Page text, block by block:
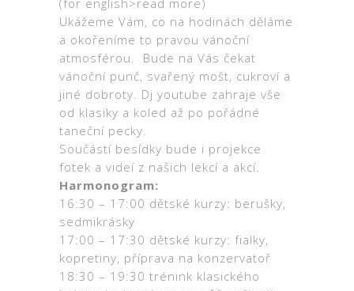
(for english>read more)
Ukážeme Vám, co na hodinách děláme
a okořeníme to pravou vánoční
atmosférou. Bude na Vás čekat
vánoční punč, svařený mošt, cukroví a
jiné dobroty. Dj youtube zahraje vše
od klasiky a koled až po pořádné
taneční pecky.
Součástí besídky bude i projekce
fotek a videí z našich lekcí a akcí.
Harmonogram:
16:30 – 17:00 dětské kurzy: berušky,
sedmikrásky
17:00 – 17:30 dětské kurzy: fialky,
kopretiny, příprava na konzervatoř
18:30 – 19:30 trénink klasického